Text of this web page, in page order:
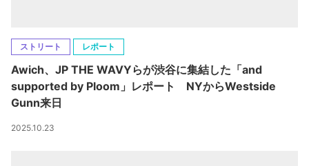
ストリート レポート
Awich、JP THE WAVYらが渋谷に集結した「and
supported by Ploom」レポート NYからWestside
Gunn来日
2025.10.23